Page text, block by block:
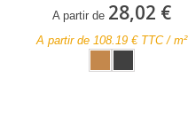
A partir de 28,02 €
A partir de 108.19 € TTC / m²